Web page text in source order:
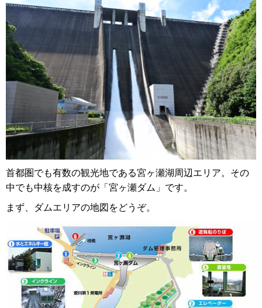
首都圏でも有数の観光地である宮ヶ瀬湖周辺エリア。その
中でも中核を成すのが「宮ヶ瀬ダム」です。
まず、ダムエリアの地図をどうぞ。